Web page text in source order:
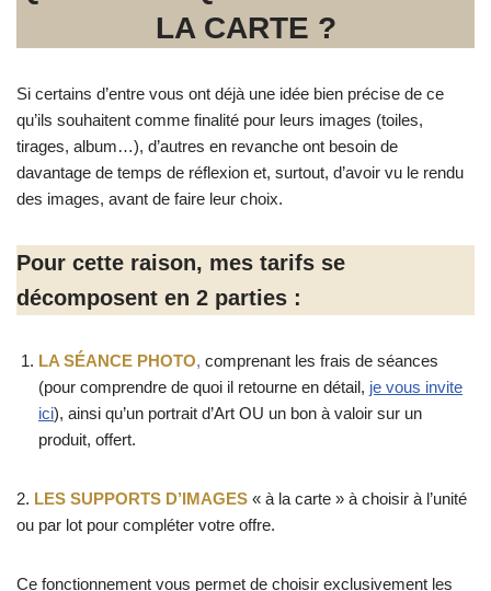
LA CARTE ?
Si certains d’entre vous ont déjà une idée bien précise de ce
qu’ils souhaitent comme finalité pour leurs images (toiles,
tirages, album…), d’autres en revanche ont besoin de
davantage de temps de réflexion et, surtout, d’avoir vu le rendu
des images, avant de faire leur choix.
Pour cette raison, mes tarifs se
décomposent en 2 parties :
LA SÉANCE PHOTO, comprenant les frais de séances
(pour comprendre de quoi il retourne en détail, je vous invite
ici), ainsi qu’un portrait d’Art OU un bon à valoir sur un
produit, offert.
2. LES SUPPORTS D’IMAGES « à la carte » à choisir à l’unité
ou par lot pour compléter votre offre.
Ce fonctionnement vous permet de choisir exclusivement les